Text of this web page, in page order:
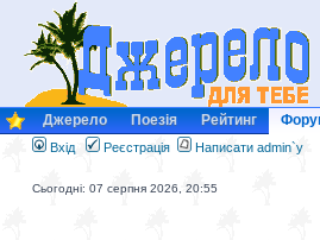
Джерело Поезія Рейтинг
Вхід Реєстрація Написати admin`у
Сьогодні: 07 серпня 2026, 20:55